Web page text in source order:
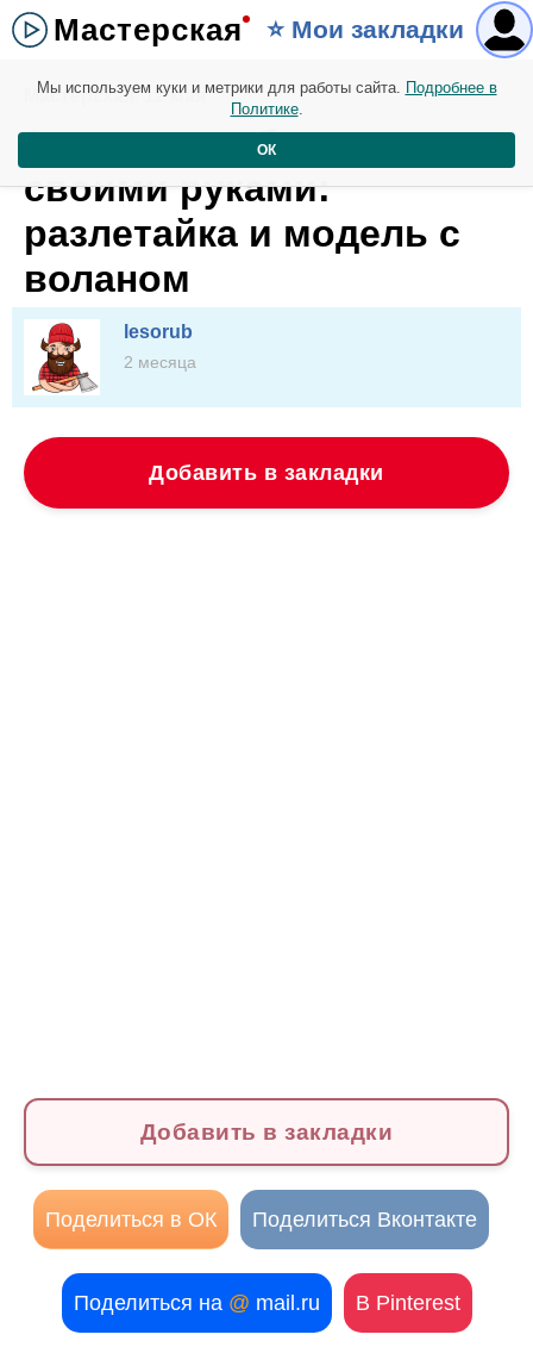
Мастерская ⭐️ Мои закладки
Мастерская. 12 мая
2 стильные блузки
своими руками:
разлетайка и модель с
воланом
lesorub
2 месяца
Добавить в закладки
Добавить в закладки
Поделиться в ОК Поделиться Вконтакте
Поделиться на @ mail.ru В Pinterest
Мы используем куки и метрики для работы сайта. Подробнее в
Политике.
ОК